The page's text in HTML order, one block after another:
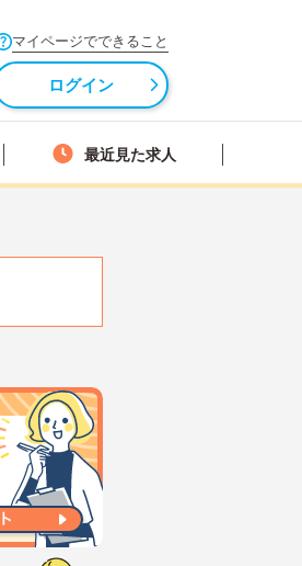
マイページでできること
ログイン
最近見た求人